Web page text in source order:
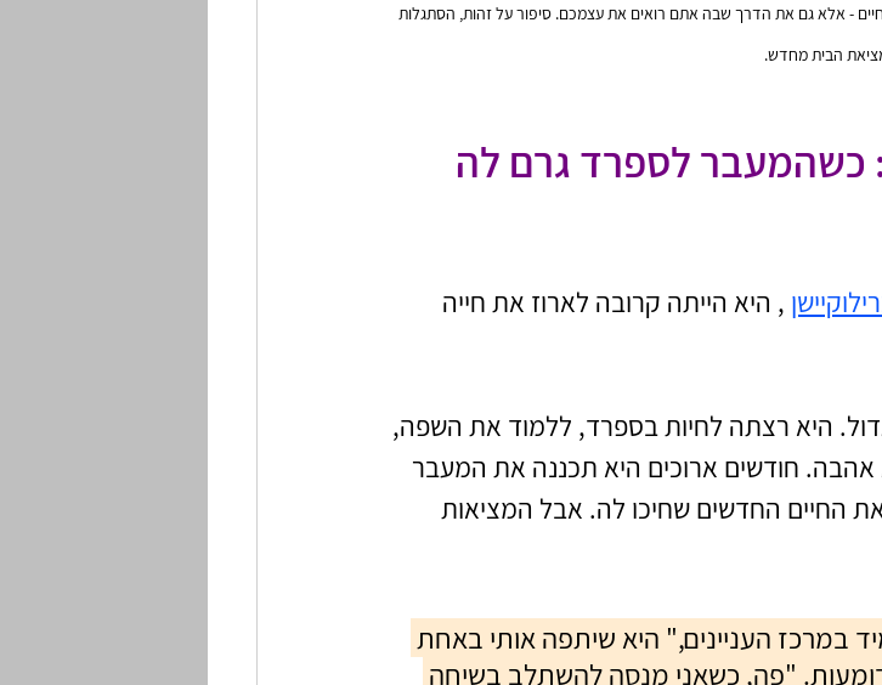
- אלא גם את הדרך שבה אתם רואים את עצמכם. סיפור על זהות, הסתגלות
הבית מחדש.
כשהמעבר לספרד גרם לה
, היא הייתה קרובה לארוז את חייה
גדול. היא רצתה לחיות בספרד, ללמוד את השפה,
אהבה. חודשים ארוכים היא תכננה את המעבר
החיים החדשים שחיכו לה. אבל המציאות
במרכז העניינים," היא שיתפה אותי באחת
דומעות. "פה, כשאני מנסה להשתלב בשיחה